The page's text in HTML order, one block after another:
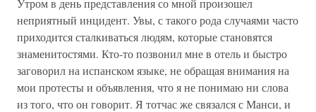
Утром в день представления со мной произошел
неприятный инцидент. Увы, с такого рода случаями часто
приходится сталкиваться людям, которые становятся
знаменитостями. Кто-то позвонил мне в отель и быстро
заговорил на испанском языке, не обращая внимания на
мои протесты и объявления, что я не понимаю ни слова
из того, что он говорит. Я тотчас же связался с Манси, и